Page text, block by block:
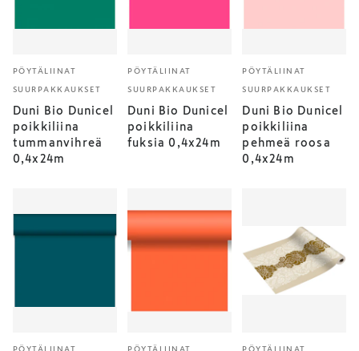
PÖYTÄLIINAT
SUURPAKKAUKSET
Duni Bio Dunicel
poikkiliina
tummanvihreä
0,4x24m
PÖYTÄLIINAT
SUURPAKKAUKSET
Duni Bio Dunicel
poikkiliina
fuksia 0,4x24m
PÖYTÄLIINAT
SUURPAKKAUKSET
Duni Bio Dunicel
poikkiliina
pehmeä roosa
0,4x24m
PÖYTÄLIINAT PÖYTÄLIINAT PÖYTÄLIINAT